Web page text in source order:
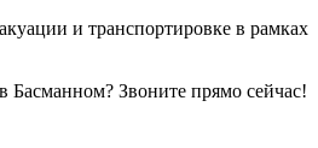
и транспортировке в рамках
Басманном? Звоните прямо сейчас!